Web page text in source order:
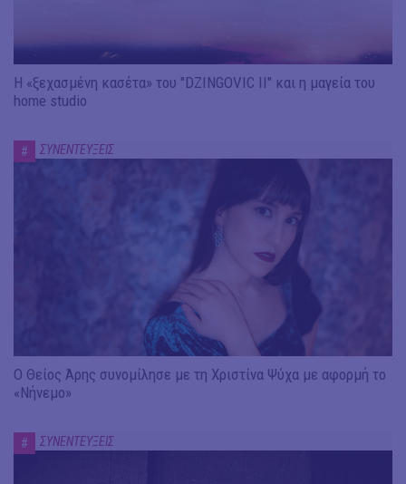
Η «ξεχασμένη κασέτα» του "DZINGOVIC II" και η μαγεία του
home studio
# ΣΥΝΕΝΤΕΥΞΕΙΣ
Ο Θείος Άρης συνομίλησε με τη Χριστίνα Ψύχα με αφορμή το
«Νήνεμο»
# ΣΥΝΕΝΤΕΥΞΕΙΣ